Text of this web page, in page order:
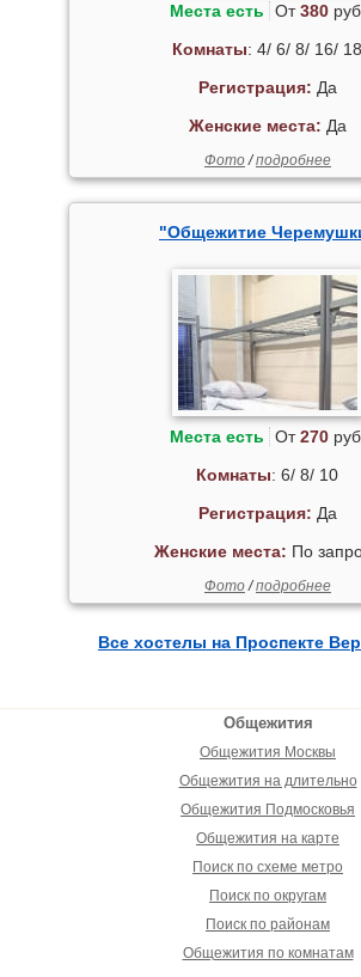
Места есть От380руб.
Комнаты: 4/ 6/ 8/ 16/ 18
Регистрация: Да
Женские места: Да
Фото/подробнее
"Общежитие
Места есть От270руб.
Комнаты: 6/ 8/ 10
Регистрация: Да
Женские места: По
Фото/подробнее
Все хостелы на Проспекте
Общежития
Общежития Москвы
Общежития на длительно
Общежития Подмосковья
Общежития на карте
Поиск по схеме метро
Поиск по округам
Поиск по районам
Общежития по комнатам